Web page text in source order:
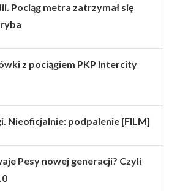
Pociąg metra zatrzymał się
z pociągiem PKP Intercity
Nieoficjalnie: podpalenie [FILM]
Pesy nowej generacji? Czyli